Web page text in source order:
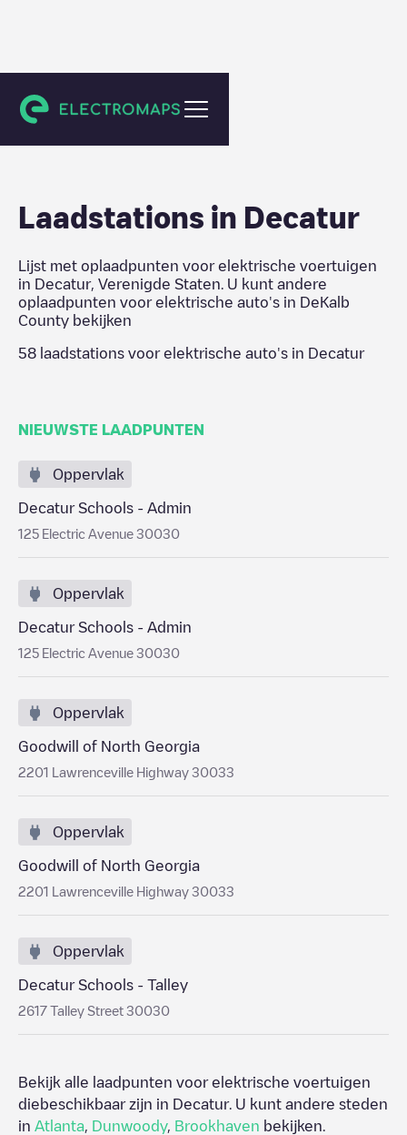
DeKalb County
Laadstations in Decatur
Lijst met oplaadpunten voor elektrische voertuigen
in Decatur, Verenigde Staten . U kunt andere
oplaadpunten voor elektrische auto's in DeKalb
County bekijken
58 laadstations voor elektrische auto's in Decatur
NIEUWSTE LAADPUNTEN
Oppervlak
Decatur Schools - Admin
125 Electric Avenue 30030
Oppervlak
Decatur Schools - Admin
125 Electric Avenue 30030
Oppervlak
Goodwill of North Georgia
2201 Lawrenceville Highway 30033
Oppervlak
Goodwill of North Georgia
2201 Lawrenceville Highway 30033
Oppervlak
Decatur Schools - Talley
2617 Talley Street 30030
Bekijk alle laadpunten voor elektrische voertuigen
diebeschikbaar zijn in Decatur. U kunt andere steden
in Atlanta Dunwoody, Brookhaven bekijken.